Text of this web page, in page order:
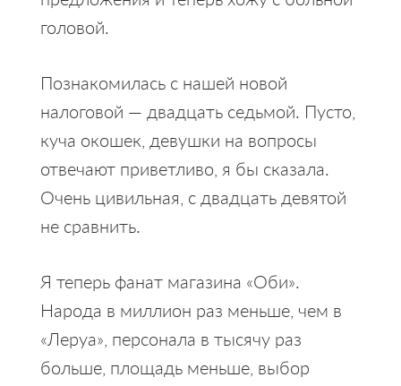
головой.
Познакомилась с нашей новой
налоговой — двадцать седьмой. Пусто,
куча окошек, девушки на вопросы
отвечают приветливо, я бы сказала.
Очень цивильная, с двадцать девятой
не сравнить.
Я теперь фанат магазина «Оби».
Народа в миллион раз меньше, чем в
«Леруа», персонала в тысячу раз
больше, площадь меньше, выбор